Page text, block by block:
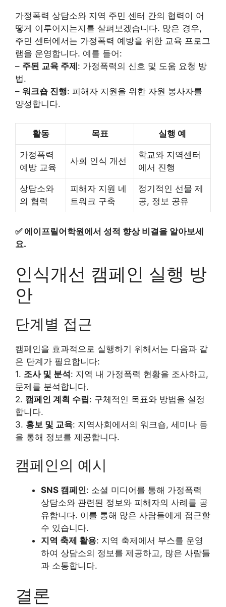
가정폭력 상담소와 지역 주민 센터 간의 협력이 어
떻게 이루어지는지를 살펴보겠습니다. 많은 경우,
주민 센터에서는 가정폭력 예방을 위한 교육 프로그
램을 운영합니다. 예를 들어:
– 주된 교육 주제: 가정폭력의 신호 및 도움 요청 방
법.
– 워크숍 진행: 피해자 지원을 위한 자원 봉사자를
양성합니다.
활동 목표 실행 예
가정폭력
예방 교육
사회 인식 개선
학교와 지역센터
에서 진행
상담소와
의 협력
피해자 지원 네
트워크 구축
정기적인 선물 제
공, 정보 공유
✅ 에이프릴어학원에서 성적 향상 비결을 알아보세
요.
인식개선 캠페인 실행 방
안
단계별 접근
캠페인을 효과적으로 실행하기 위해서는 다음과 같
은 단계가 필요합니다:
1. 조사 및 분석 : 지역 내 가정폭력 현황을 조사하고,
문제를 분석합니다.
2. 캠페인 계획 수립: 구체적인 목표와 방법을 설정
합니다.
3. 홍보 및 교육: 지역사회에서의 워크숍, 세미나 등
을 통해 정보를 제공합니다.
캠페인의 예시
SNS 캠페인: 소셜 미디어를 통해 가정폭력
상담소와 관련된 정보와 피해자의 사례를 공
유합니다. 이를 통해 많은 사람들에게 접근할
수 있습니다.
지역 축제 활용: 지역 축제에서 부스를 운영
하여 상담소의 정보를 제공하고, 많은 사람들
과 소통합니다.
결론